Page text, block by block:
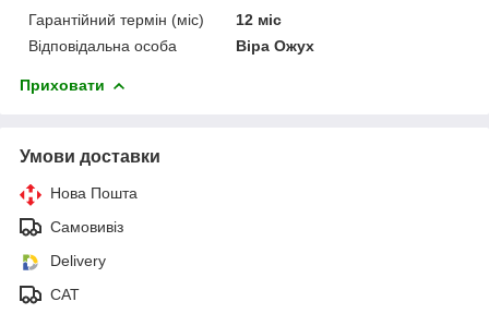
Гарантійний термін (міс)
12 міс
Відповідальна особа
Віра Ожух
Приховати
Умови доставки
Нова Пошта
Самовивіз
Delivery
САТ